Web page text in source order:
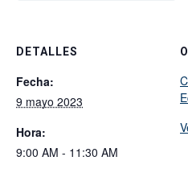
DETALLES
Fecha:
9 mayo 2023
Hora:
9:00 AM - 11:30 AM